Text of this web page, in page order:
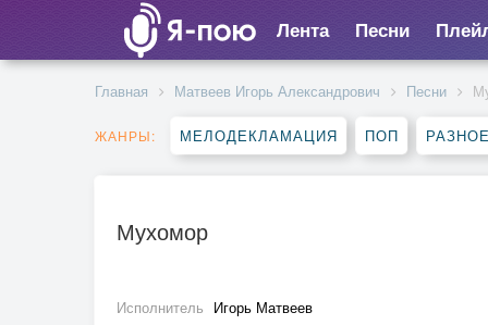
Лента Песни
Главная Матвеев Игорь Александрович Песни
ЖАНРЫ: МЕЛОДЕКЛАМАЦИЯ ПОП РАЗНОЕ
Мухомор
Исполнитель Игорь Матвеев